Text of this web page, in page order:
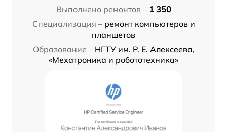
Выполнено ремонтов – 1 350
Специализация – ремонт компьютеров и
планшетов
Образование – НГТУ им. Р. Е. Алексеева,
«Мехатроника и робототехника»